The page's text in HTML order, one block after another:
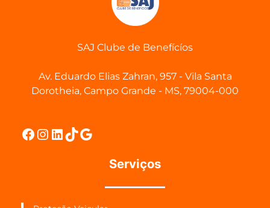
SAJ Clube de Benefícíos
Av. Eduardo Elias Zahran, 957 - Vila Santa
Dorotheia, Campo Grande - MS, 79004-000
Facebook
Instagram
LinkedIn
TikTok
Google
Serviços